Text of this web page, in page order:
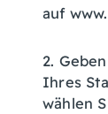
auf
2.
Ihres
wählen